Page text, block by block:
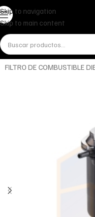
Skip to navigation
Skip to main content
InicioMiscelánea - otros
FILTRO DE COMBUSTIBLE